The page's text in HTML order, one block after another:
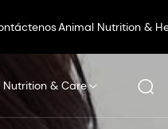
Animal Nutrition &
Nutrition & Care